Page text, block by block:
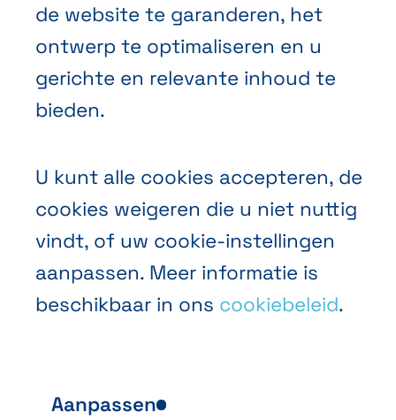
Abihome
Algemene Verkoopvoorwaarden
Privacybeleid
NL FR
de website te garanderen, het
ontwerp te optimaliseren en u
gerichte en relevante inhoud te
bieden.
U kunt alle cookies accepteren, de
cookies weigeren die u niet nuttig
vindt, of uw cookie-instellingen
aanpassen. Meer informatie is
beschikbaar in ons cookiebeleid.
Aanpassen